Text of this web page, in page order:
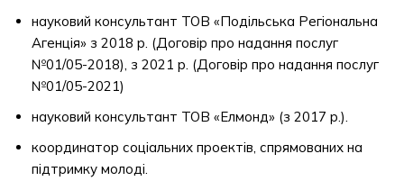
науковий консультант ТОВ «Подільська Регіональна
Агенція» з 2018 р. (Договір про надання послуг
№01/05-2018), з 2021 р. (Договір про надання послуг
№01/05-2021)
науковий консультант ТОВ «Елмонд» (з 2017 р.).
координатор соціальних проектів, спрямованих на
підтримку молоді.